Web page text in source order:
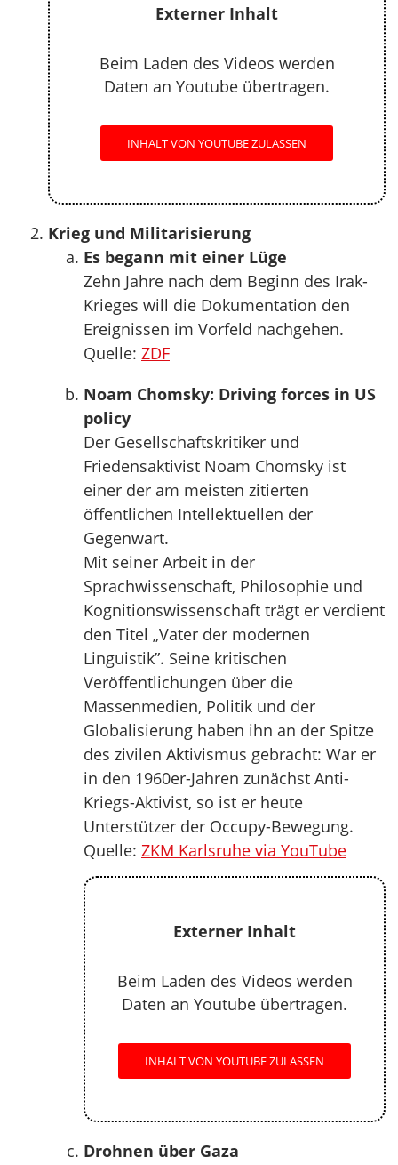
Externer Inhalt
Beim Laden des Videos werden
Daten an Youtube übertragen.
INHALT VON YOUTUBE ZULASSEN
Krieg und Militarisierung
Es begann mit einer Lüge
Zehn Jahre nach dem Beginn des Irak-
Krieges will die Dokumentation den
Ereignissen im Vorfeld nachgehen.
Quelle: ZDF
Noam Chomsky: Driving forces in US
policy
Der Gesellschaftskritiker und
Friedensaktivist Noam Chomsky ist
einer der am meisten zitierten
öffentlichen Intellektuellen der
Gegenwart.
Mit seiner Arbeit in der
Sprachwissenschaft, Philosophie und
Kognitionswissenschaft trägt er verdient
den Titel „Vater der modernen
Linguistik”. Seine kritischen
Veröffentlichungen über die
Massenmedien, Politik und der
Globalisierung haben ihn an der Spitze
des zivilen Aktivismus gebracht: War er
in den 1960er-Jahren zunächst Anti-
Kriegs-Aktivist, so ist er heute
Unterstützer der Occupy-Bewegung.
Quelle: ZKM Karlsruhe via YouTube
Externer Inhalt
Beim Laden des Videos werden
Daten an Youtube übertragen.
INHALT VON YOUTUBE ZULASSEN
Drohnen über Gaza